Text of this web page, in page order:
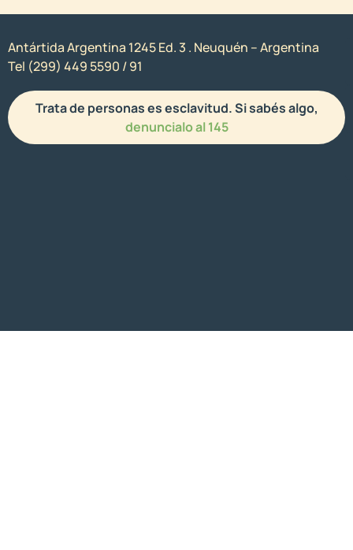
Antártida Argentina 1245 Ed. 3 . Neuquén – Argentina
Tel (299) 449 5590 / 91
Trata de personas es esclavitud. Si sabés algo,
denuncialo al 145